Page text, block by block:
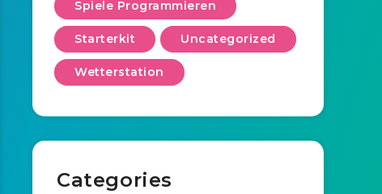
Spiele Programmieren
Starterkit Uncategorized
Wetterstation
Categories